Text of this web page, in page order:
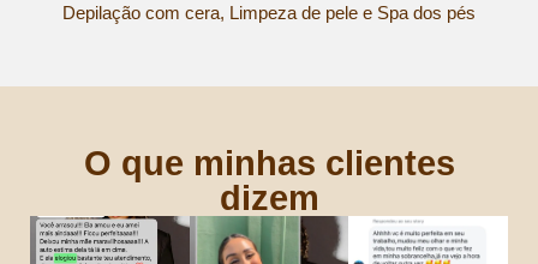
Depilação com cera, Limpeza de pele e Spa dos pés
O que minhas clientes
dizem